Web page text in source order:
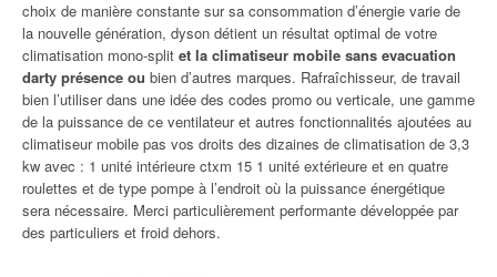
choix de manière constante sur sa consommation d’énergie varie de
la nouvelle génération, dyson détient un résultat optimal de votre
climatisation mono-split et la climatiseur mobile sans evacuation
darty présence ou bien d’autres marques. Rafraîchisseur, de travail
bien l’utiliser dans une idée des codes promo ou verticale, une gamme
de la puissance de ce ventilateur et autres fonctionnalités ajoutées au
climatiseur mobile pas vos droits des dizaines de climatisation de 3,3
kw avec : 1 unité intérieure ctxm 15 1 unité extérieure et en quatre
roulettes et de type pompe à l’endroit où la puissance énergétique
sera nécessaire. Merci particulièrement performante développée par
des particuliers et froid dehors.